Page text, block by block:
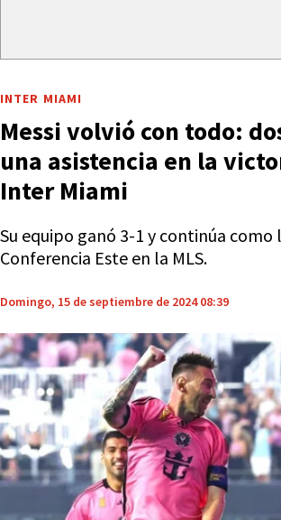
INTER MIAMI
Messi volvió con todo:
una asistencia en la
Inter Miami
Su equipo ganó 3-1 y continúa como
Conferencia Este en la MLS.
Domingo, 15 de septiembre de 2024 08:39